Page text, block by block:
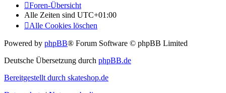
Foren-Übersicht
Alle Zeiten sind UTC+01:00
Alle Cookies löschen
Powered by phpBB® Forum Software © phpBB Limited
Deutsche Übersetzung durch phpBB.de
Bereitgestellt durch skateshop.de